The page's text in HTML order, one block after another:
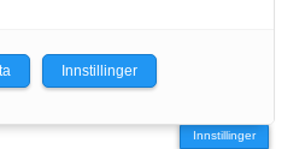
Innstillinger
Innstillinger